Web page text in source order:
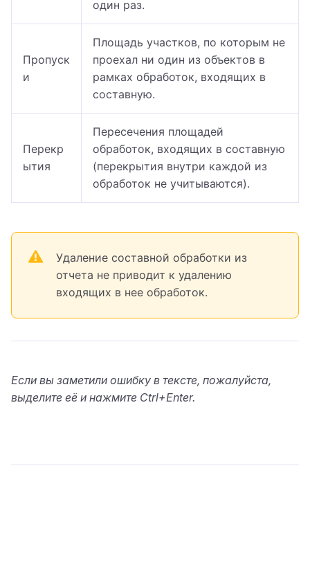
один раз.
Пропуск
и
Площадь участков, по которым не
проехал ни один из объектов в
рамках обработок, входящих в
составную.
Перекр
ытия
Пересечения площадей
обработок, входящих в составную
(перекрытия внутри каждой из
обработок не учитываются).
Удаление составной обработки из
отчета не приводит к удалению
входящих в нее обработок.
Если вы заметили ошибку в тексте, пожалуйста,
выделите её и нажмите Ctrl+Enter.